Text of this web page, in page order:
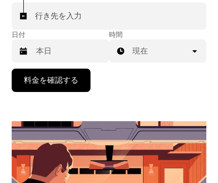
行き先を入力
日付
で
ン
ダ
ー
時間
現在
料金を確認する